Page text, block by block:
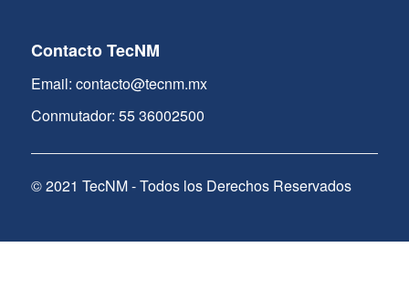
Contacto TecNM
Email: contacto@tecnm.mx
Conmutador: 55 36002500
© 2021 TecNM - Todos los Derechos Reservados